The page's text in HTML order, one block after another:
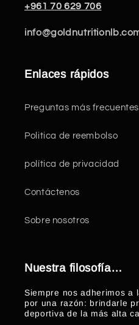
+961 70 629 706
Enlaces rápidos
Preguntas más frecuentes
Politica de reembolso
política de privacidad
Contáctenos
Sobre nosotros
Nuestra filosofía…
Siempre nos adherimos a
por una razón: brindarle
deportiva de la más alta